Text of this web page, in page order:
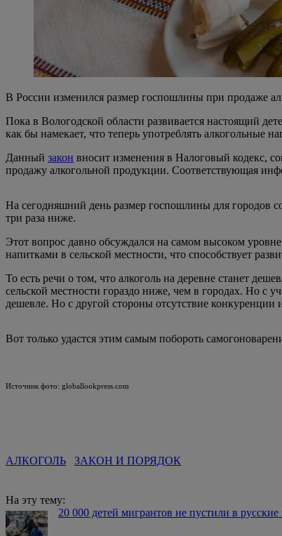
В России изменился размер госпошлины при продаже
Пока в Вологодской области развивается настоящий
как бы намекает, что теперь употреблять алкогольные
Данный закон вносит изменения в Налоговый кодекс,
продажу алкогольной продукции. Соответствующая
На сегодняшний день размер госпошлины для городов
три раза ниже.
Этот вопрос давно обсуждался на самом высоком
напитками в сельской местности, что способствует
То есть речи о том, что алкоголь на деревне станет
сельской местности гораздо ниже, чем в городах. Но с
дешевле. Но с другой стороны отсутствие конкуренции
Вот только удастся этим самым побороть
Источник фото: globallookpress.com
АЛКОГОЛЬ ЗАКОН И ПОРЯДОК
На эту тему:
20 000 детей мигрантов не пустили в